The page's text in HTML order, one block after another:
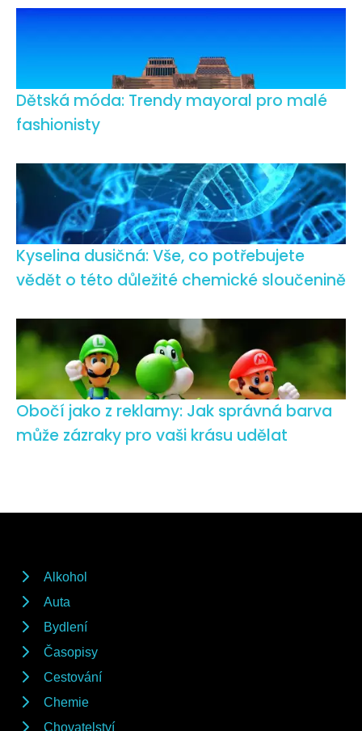
Dětská móda: Trendy mayoral pro malé
fashionisty
Kyselina dusičná: Vše, co potřebujete
vědět o této důležité chemické sloučenině
Obočí jako z reklamy: Jak správná barva
může zázraky pro vaši krásu udělat
Alkohol
Auta
Bydlení
Časopisy
Cestování
Chemie
Chovatelství